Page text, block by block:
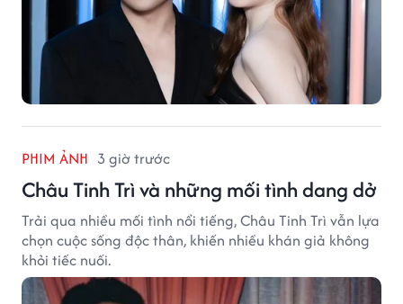
PHIM ẢNH 3 giờ trước
Châu Tinh Trì và những mối tình dang dở
Trải qua nhiều mối tình nổi tiếng, Châu Tinh Trì vẫn lựa
chọn cuộc sống độc thân, khiến nhiều khán giả không
khỏi tiếc nuối.